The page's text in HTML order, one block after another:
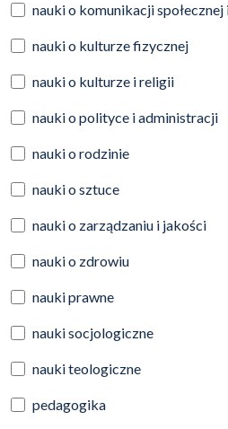
nauki o komunikacji społecznej
nauki o kulturze fizycznej
nauki o kulturze i religii
nauki o polityce i administracji
nauki o rodzinie
nauki o sztuce
nauki o zarządzaniu i jakości
nauki o zdrowiu
nauki prawne
nauki socjologiczne
nauki teologiczne
pedagogika